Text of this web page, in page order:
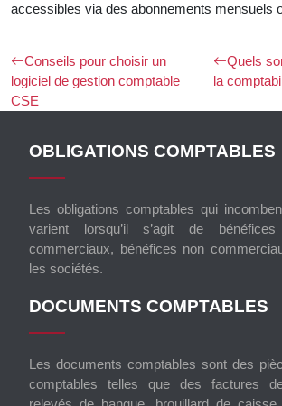
accessibles via des abonnements mensuels
Conseils pour choisir un
logiciel de gestion comptable
CSE
Quels
la
OBLIGATIONS COMPTABLES
Les obligations comptables qui
varient lorsqu’il s’agit de
commerciaux, bénéfices non
les sociétés.
DOCUMENTS COMPTABLES
Les documents comptables sont des
comptables telles que des factures